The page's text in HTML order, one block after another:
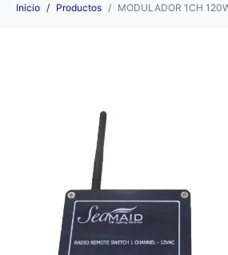
Inicio Productos MODULADOR 1CH